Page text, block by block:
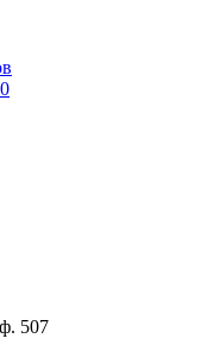
507